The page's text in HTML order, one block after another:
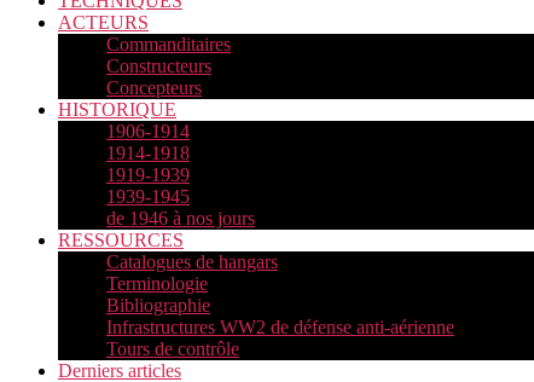
ACTEURS
Commanditaires
Constructeurs
Concepteurs
HISTORIQUE
1906-1914
1914-1918
1919-1939
1939-1945
de 1946 à nos jours
RESSOURCES
Catalogues de hangars
Terminologie
Bibliographie
Infrastructures WW2 de défense anti-aérienne
Tours de contrôle
Derniers articles